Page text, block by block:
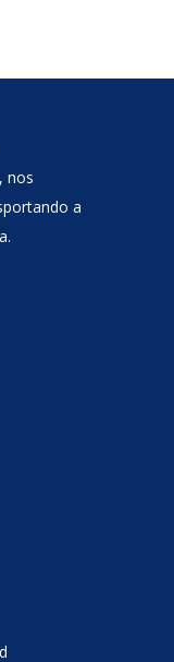
nos
a